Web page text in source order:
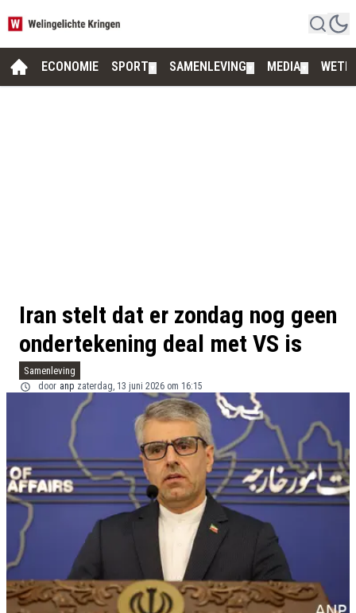
ECONOMIE SPORT SAMENLEVING MEDIA
Iran stelt dat er zondag nog geen
ondertekening deal met VS is
Samenleving
door anp zaterdag, 13 juni 2026 om 16:15